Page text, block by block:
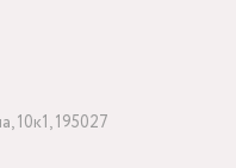
10к1, 195027